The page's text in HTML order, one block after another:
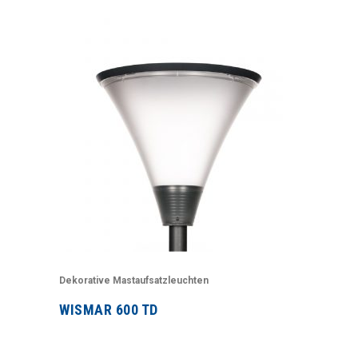
Dekorative Mastaufsatzleuchten
WISMAR 600 TD